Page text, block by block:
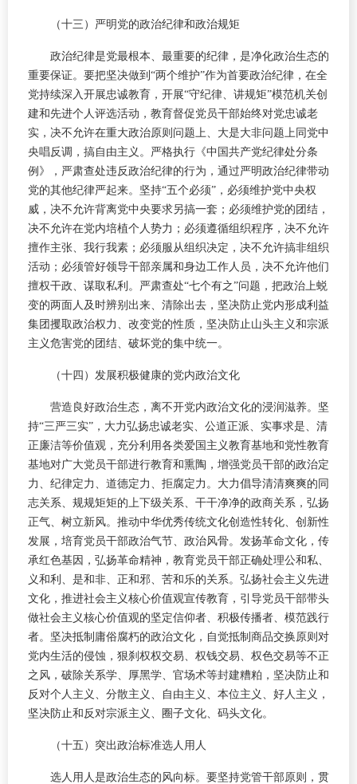
（十三）严明党的政治纪律和政治规矩
政治纪律是党最根本、最重要的纪律，是净化政治生态的
重要保证。要把坚决做到“两个维护”作为首要政治纪律，在全
党持续深入开展忠诚教育，开展“守纪律、讲规矩”模范机关创
建和先进个人评选活动，教育督促党员干部始终对党忠诚老
实，决不允许在重大政治原则问题上、大是大非问题上同党中
央唱反调，搞自由主义。严格执行《中国共产党纪律处分条
例》，严肃查处违反政治纪律的行为，通过严明政治纪律带动
党的其他纪律严起来。坚持“五个必须”，必须维护党中央权
威，决不允许背离党中央要求另搞一套；必须维护党的团结，
决不允许在党内培植个人势力；必须遵循组织程序，决不允许
擅作主张、我行我素；必须服从组织决定，决不允许搞非组织
活动；必须管好领导干部亲属和身边工作人员，决不允许他们
擅权干政、谋取私利。严肃查处“七个有之”问题，把政治上蜕
变的两面人及时辨别出来、清除出去，坚决防止党内形成利益
集团攫取政治权力、改变党的性质，坚决防止山头主义和宗派
主义危害党的团结、破坏党的集中统一。
（十四）发展积极健康的党内政治文化
营造良好政治生态，离不开党内政治文化的浸润滋养。坚
持“三严三实”，大力弘扬忠诚老实、公道正派、实事求是、清
正廉洁等价值观，充分利用各类爱国主义教育基地和党性教育
基地对广大党员干部进行教育和熏陶，增强党员干部的政治定
力、纪律定力、道德定力、拒腐定力。大力倡导清清爽爽的同
志关系、规规矩矩的上下级关系、干干净净的政商关系，弘扬
正气、树立新风。推动中华优秀传统文化创造性转化、创新性
发展，培育党员干部政治气节、政治风骨。发扬革命文化，传
承红色基因，弘扬革命精神，教育党员干部正确处理公和私、
义和利、是和非、正和邪、苦和乐的关系。弘扬社会主义先进
文化，推进社会主义核心价值观宣传教育，引导党员干部带头
做社会主义核心价值观的坚定信仰者、积极传播者、模范践行
者。坚决抵制庸俗腐朽的政治文化，自觉抵制商品交换原则对
党内生活的侵蚀，狠刹权权交易、权钱交易、权色交易等不正
之风，破除关系学、厚黑学、官场术等封建糟粕，坚决防止和
反对个人主义、分散主义、自由主义、本位主义、好人主义，
坚决防止和反对宗派主义、圈子文化、码头文化。
（十五）突出政治标准选人用人
选人用人是政治生态的风向标。要坚持党管干部原则，贯